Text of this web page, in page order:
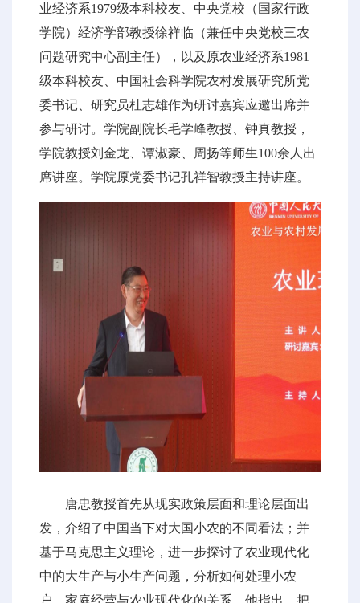
业经济系1979级本科校友、中央党校（国家行政
学院）经济学部教授徐祥临（兼任中央党校三农
问题研究中心副主任），以及原农业经济系1981
级本科校友、中国社会科学院农村发展研究所党
委书记、研究员杜志雄作为研讨嘉宾应邀出席并
参与研讨。学院副院长毛学峰教授、钟真教授，
学院教授刘金龙、谭淑豪、周扬等师生100余人出
席讲座。学院原党委书记孔祥智教授主持讲座。
唐忠教授首先从现实政策层面和理论层面出
发，介绍了中国当下对大国小农的不同看法；并
基于马克思主义理论，进一步探讨了农业现代化
中的大生产与小生产问题，分析如何处理小农
户、家庭经营与农业现代化的关系。他指出，把